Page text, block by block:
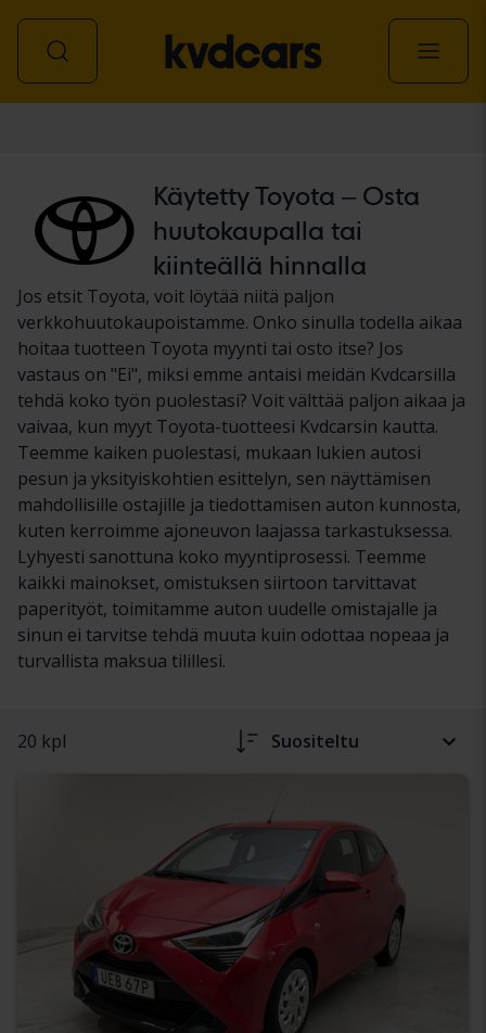
Käytetty Toyota – Osta
huutokaupalla tai
kiinteällä hinnalla
Jos etsit Toyota, voit löytää niitä paljon
verkkohuutokaupoistamme. Onko sinulla todella aikaa
hoitaa tuotteen Toyota myynti tai osto itse? Jos
vastaus on "Ei", miksi emme antaisi meidän Kvdcarsilla
tehdä koko työn puolestasi? Voit välttää paljon aikaa ja
vaivaa, kun myyt Toyota-tuotteesi Kvdcarsin kautta.
Teemme kaiken puolestasi, mukaan lukien autosi
pesun ja yksityiskohtien esittelyn, sen näyttämisen
mahdollisille ostajille ja tiedottamisen auton kunnosta,
kuten kerroimme ajoneuvon laajassa tarkastuksessa.
Lyhyesti sanottuna koko myyntiprosessi. Teemme
kaikki mainokset, omistuksen siirtoon tarvittavat
paperityöt, toimitamme auton uudelle omistajalle ja
sinun ei tarvitse tehdä muuta kuin odottaa nopeaa ja
turvallista maksua tilillesi.
20 kpl Suositeltu